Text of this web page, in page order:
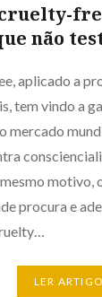
não
aplicado a
tem vindo a
mercado
mesmo
procura e
LER ARTIGO